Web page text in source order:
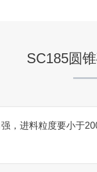
SC185圆
，进料粒度要小于